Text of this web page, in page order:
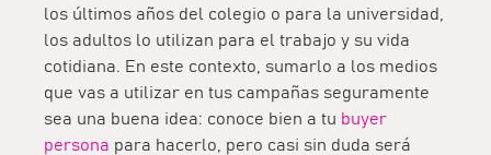
los últimos años del colegio o para la universidad,
los adultos lo utilizan para el trabajo y su vida
cotidiana. En este contexto, sumarlo a los medios
que vas a utilizar en tus campañas seguramente
sea una buena idea: conoce bien a tu buyer
persona para hacerlo, pero casi sin duda será